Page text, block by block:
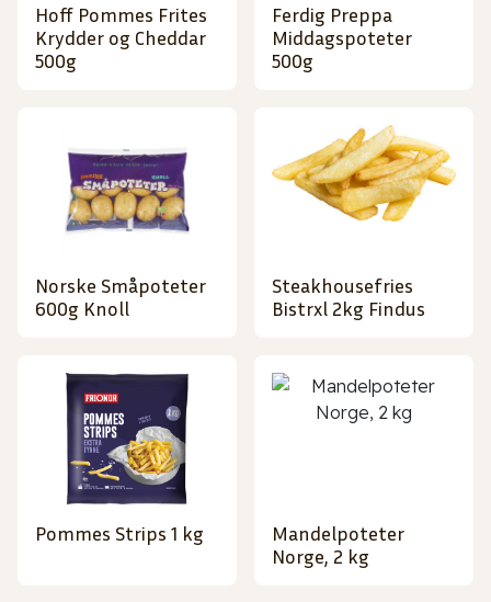
Hoff Pommes Frites
Krydder og Cheddar
500g
Ferdig Preppa
Middagspoteter
500g
Norske Småpoteter
600g Knoll
Steakhousefries
Bistrxl 2kg Findus
Pommes Strips 1 kg
Mandelpoteter
Norge, 2 kg